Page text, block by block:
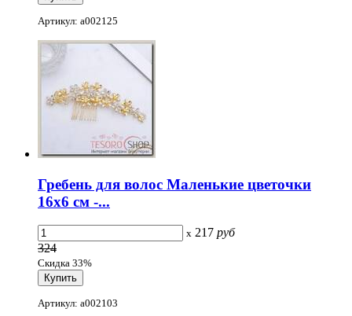
Артикул: a002125
Гребень для волос Маленькие цветочки
16x6 см -...
x 217 руб
324
Скидка 33%
Артикул: a002103